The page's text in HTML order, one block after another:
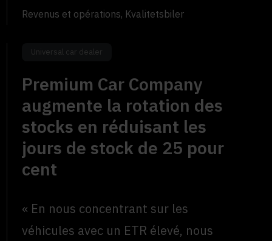
Revenus et opérations, Kvalitetsbiler
Universal car dealer
Premium Car Company
augmente la rotation des
stocks en réduisant les
jours de stock de 25 pour
cent
« En nous concentrant sur les
véhicules avec un ETR élevé, nous